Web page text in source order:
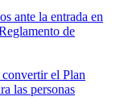
ante la entrada en
de
el Plan
las personas